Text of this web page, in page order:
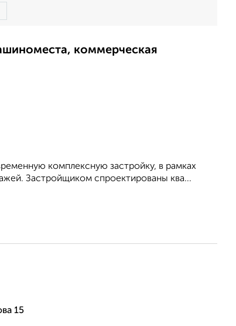
коммерческая
комплексную застройку, в рамках
Застройщиком спроектированы ква...
15